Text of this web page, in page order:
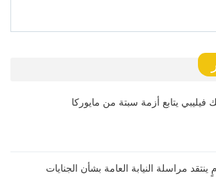
فيليبي يتابع أزمة سبتة من مايوركا
ينتقد مراسلة النيابة العامة بشأن الجنايات